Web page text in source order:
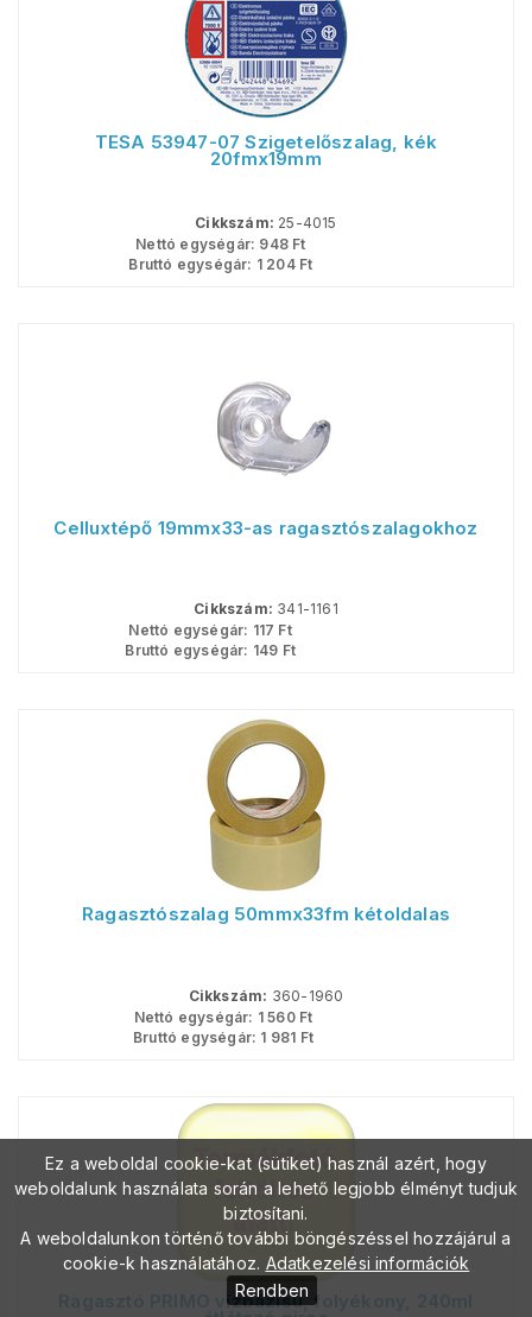
TESA 53947-07 Szigetelőszalag, kék
20fmx19mm
Cikkszám: 25-4015
Nettó egységár: 948Ft
Bruttó egységár: 1 204Ft
Celluxtépő 19mmx33-as ragasztószalagokhoz
Cikkszám: 341-1161
Nettó egységár: 117 Ft
Bruttó egységár: 149 Ft
Ragasztószalag 50mmx33fm kétoldalas
Cikkszám: 360-1960
Nettó egységár: 1 560Ft
Bruttó egységár: 1 981 Ft
Ragasztó PRIMO vízbázisú, folyékony, 240ml
Ez a weboldal cookie-kat (sütiket) használ azért, hogy
weboldalunk használata során a lehető legjobb élményt tudjuk
biztosítani.
A weboldalunkon történő további böngészéssel hozzájárul a
cookie-k használatához. Adatkezelési információk
Rendben